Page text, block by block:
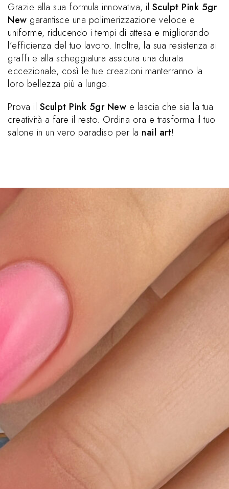
Grazie alla sua formula innovativa, il Sculpt Pink 5gr
New garantisce una polimerizzazione veloce e
uniforme, riducendo i tempi di attesa e migliorando
l’efficienza del tuo lavoro. Inoltre, la sua resistenza ai
graffi e alla scheggiatura assicura una durata
eccezionale, così le tue creazioni manterranno la
loro bellezza più a lungo.
Prova il Sculpt Pink 5gr New e lascia che sia la tua
creatività a fare il resto. Ordina ora e trasforma il tuo
salone in un vero paradiso per la nail art!